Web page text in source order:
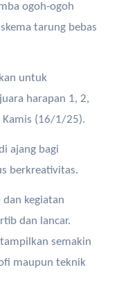
ogoh-ogoh
tarung bebas
untuk
harapan 1, 2,
Kamis (16/1/25).
ajang bagi
berkreativitas.
kegiatan
dan lancar.
semakin
maupun teknik